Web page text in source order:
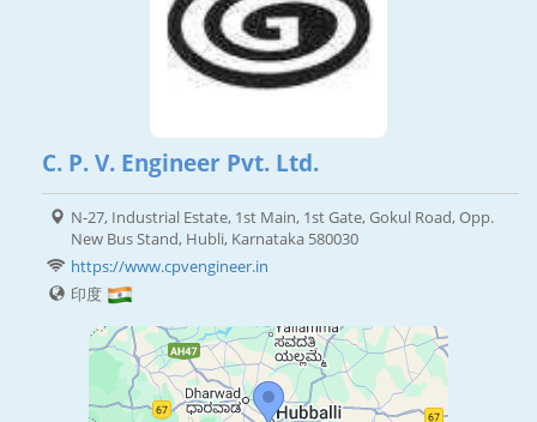
C. P. V. Engineer Pvt. Ltd.
N-27, Industrial Estate, 1st Main, 1st Gate, Gokul Road, Opp.
New Bus Stand, Hubli, Karnataka 580030
https://www.cpvengineer.in
印度